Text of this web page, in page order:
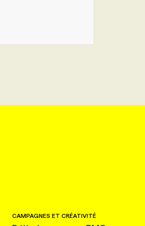
CAMPAGNES ET CRÉATIVITÉ